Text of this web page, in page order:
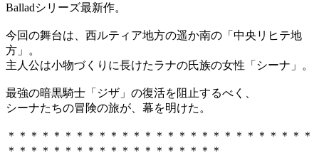
Balladシリーズ最新作。
今回の舞台は、西ルティア地方の遥か南の「中央リヒテ地
方」。
主人公は小物づくりに長けたラナの氏族の女性「シーナ」。
最強の暗黒騎士「ジザ」の復活を阻止するべく、
シーナたちの冒険の旅が、幕を明けた。
＊＊＊＊＊＊＊＊＊＊＊＊＊＊＊＊＊＊＊＊＊＊＊＊＊＊＊
＊＊＊＊＊＊＊＊＊＊＊＊＊＊＊＊＊＊＊